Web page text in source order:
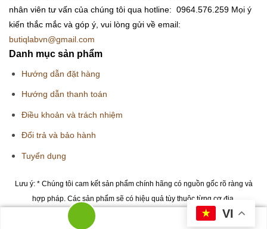
nhân viên tư vấn của chúng tôi qua hotline: 0964.576.259 Mọi ý
kiến thắc mắc và góp ý, vui lòng gửi về email:
butiqlabvn@gmail.com
Danh mục sản phẩm
Hướng dẫn đặt hàng
Hướng dẫn thanh toán
Điều khoản và trách nhiệm
Đổi trả và bảo hành
Tuyển dụng
Lưu ý: * Chúng tôi cam kết sản phẩm chính hãng có nguồn gốc rõ ràng và
hợp pháp. Các sản phẩm sẽ có hiệu quả tùy thuộc từng cơ địa.
Copyright 2026 © Butiqlab.vn
VI